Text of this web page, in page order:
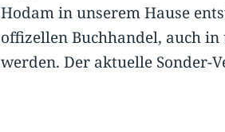
Hodam in unserem Hause
offizellen Buchhandel, auch
werden. Der aktuelle Sonder-